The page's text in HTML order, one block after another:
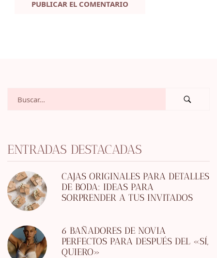
ENTRADAS DESTACADAS
CAJAS ORIGINALES PARA DETALLES
DE BODA: IDEAS PARA
SORPRENDER A TUS INVITADOS
6 BAÑADORES DE NOVIA
PERFECTOS PARA DESPUÉS DEL «SÍ,
QUIERO»